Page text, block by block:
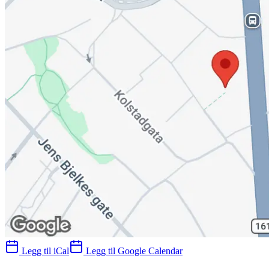
Legg til iCal
Legg til Google Calendar